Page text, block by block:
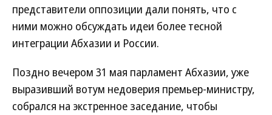
представители оппозиции дали понять, что с
ними можно обсуждать идеи более тесной
интеграции Абхазии и России.
Поздно вечером 31 мая парламент Абхазии, уже
выразивший вотум недоверия премьер-министру,
собрался на экстренное заседание, чтобы